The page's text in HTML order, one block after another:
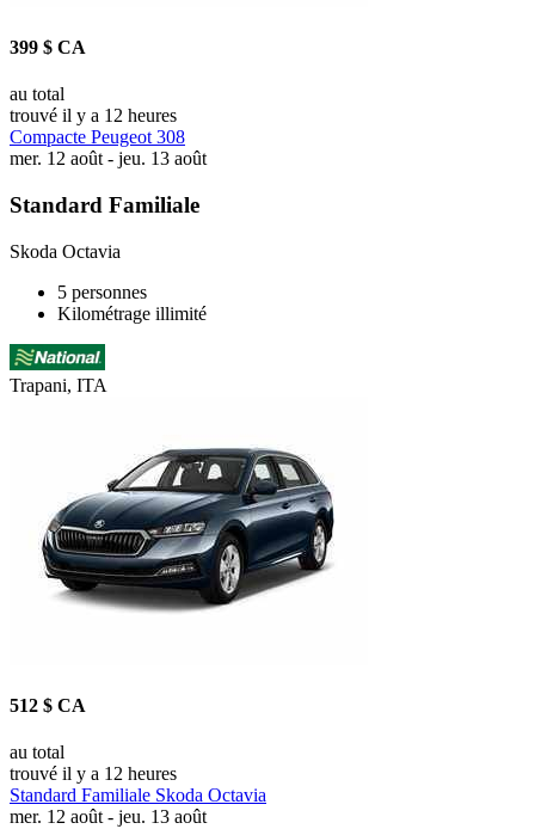
399 $ CA
au total
trouvé il y a 12 heures
Compacte Peugeot 308
mer. 12 août - jeu. 13 août
Standard Familiale
Skoda Octavia
5 personnes
Kilométrage illimité
Trapani, ITA
512 $ CA
au total
trouvé il y a 12 heures
Standard Familiale Skoda Octavia
mer. 12 août - jeu. 13 août